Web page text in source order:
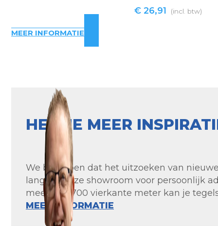
€ 26,91 (incl. btw)
MEER INFORMATIE
HEB JE MEER
We begrijpen dat het uitzoeken van
langs in onze showroom voor persoonlijk
meer dan 700 vierkante meter kan je
MEER INFORMATIE